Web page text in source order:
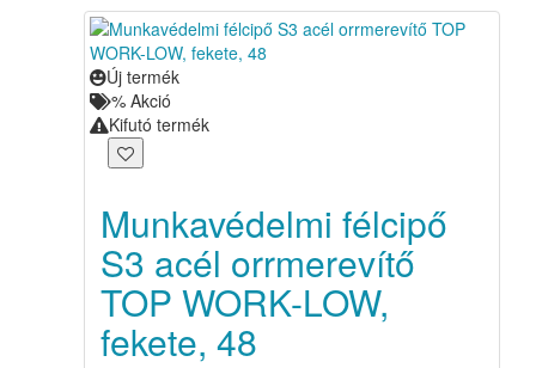
Új termék
% Akció
Kifutó termék
Munkavédelmi félcipő
S3 acél orrmerevítő
TOP WORK-LOW,
fekete, 48